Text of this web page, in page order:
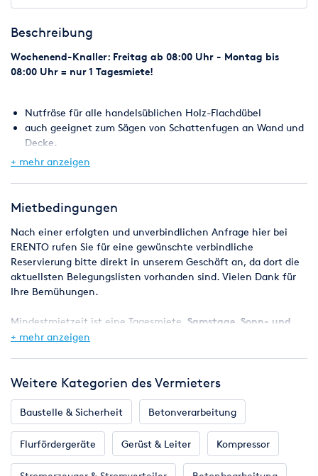
Beschreibung
Wochenend-Knaller: Freitag ab 08:00 Uhr - Montag bis
08:00 Uhr = nur 1 Tagesmiete!
Nutfräse für alle handelsüblichen Holz-Flachdübel
auch geeignet zum Sägen von Schattenfugen an Wand und
Decke.
Sehr handlich und leicht.
Feineinstellschraube.
Genaue und leichtgängige Zahnstangen-Tiefeneinstellung
des Winkelanschlags.
Winkelanschlagverriegelung mit nur einem Spannhebel.
+ mehr anzeigen
Mietbedingungen
Nach einer erfolgten und unverbindlichen Anfrage hier bei
ERENTO rufen Sie für eine gewünschte verbindliche
Reservierung bitte direkt in unserem Geschäft an, da dort die
aktuellsten Belegungslisten vorhanden sind. Vielen Dank für
Ihre Bemühungen.
Mindestmietzeit ist eine Tagesmiete, Samstage, Sonn- und
Feiertage sind mietfrei
Bei Reservierungen werden die Geräte in der Regel ab 8.00 Uhr
Werktag um 8.00 Uhr.
Eine Verfügbarkeitsgarantie kann jedoch nicht zugesagt
werden, da es vorkommen kann, dass zugesagte Maschinen
z.B. durch einen Defekt kurzfristig nicht zur Verfügung stehen.
+ mehr anzeigen
Weitere Kategorien des Vermieters
Baustelle & Sicherheit Betonverarbeitung
Flurfördergeräte Gerüst & Leiter Kompressor